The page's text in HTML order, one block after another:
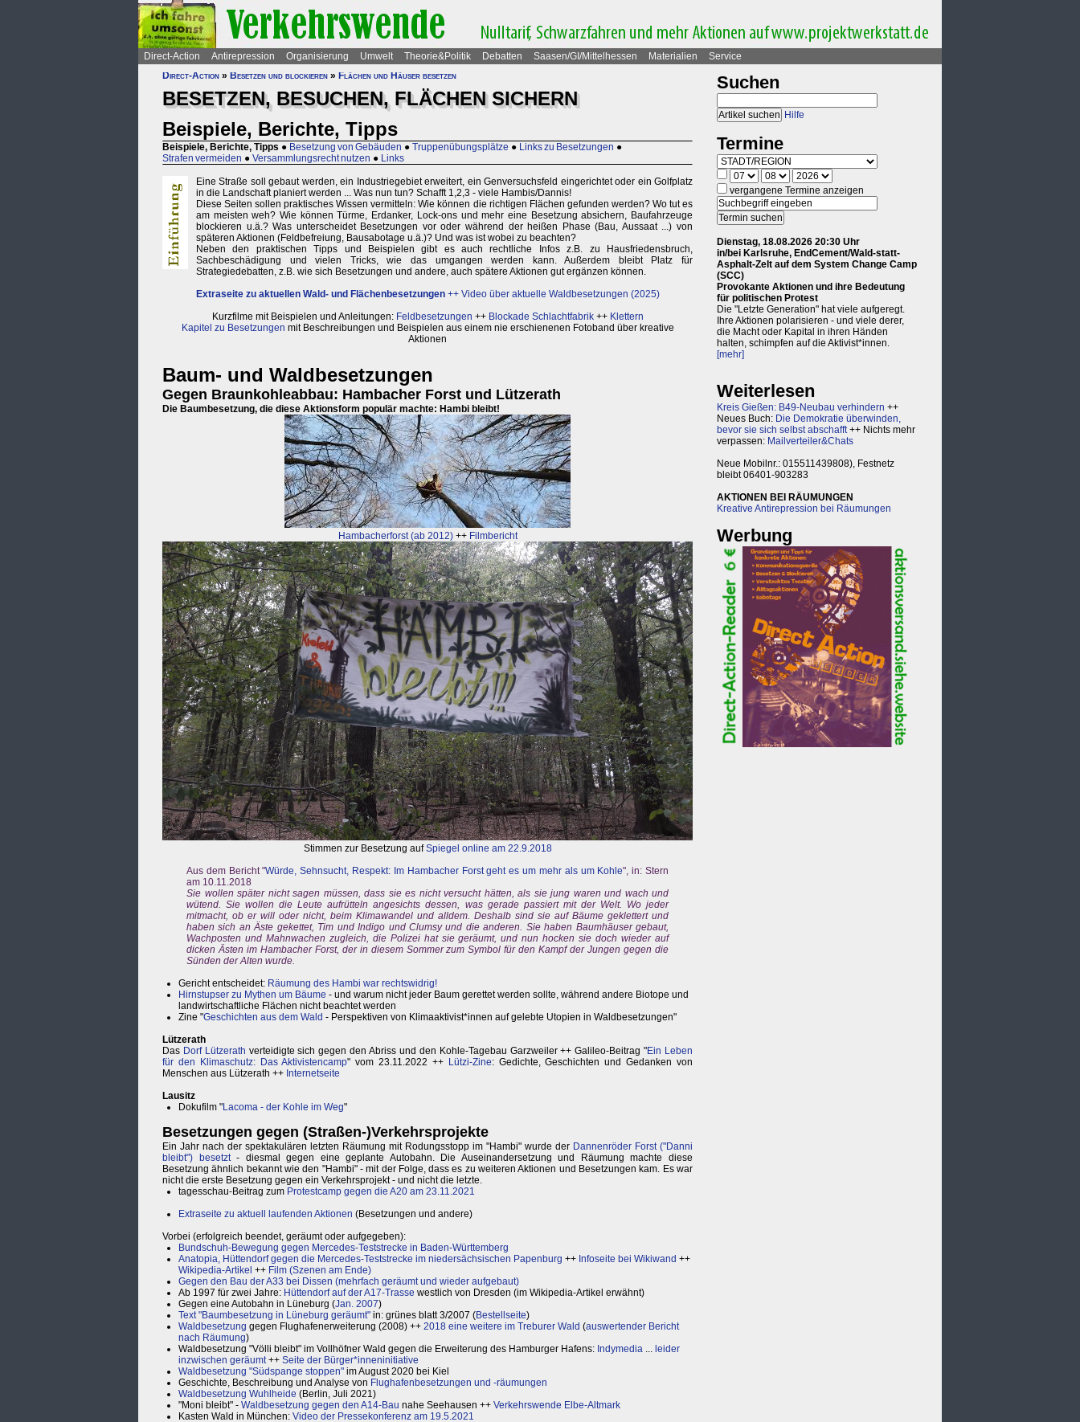
Direct-Action Antirepression Organisierung Umwelt Theorie&Politik Debatten Saasen/GI/Mittelhessen Materialien
Service
Direct-Action » Besetzen und blockieren » Flächen und Häuser besetzen
BESETZEN, BESUCHEN, FLÄCHEN SICHERN
Beispiele, Berichte, Tipps
Beispiele, Berichte, Tipps ● Besetzung von Gebäuden ● Truppenübungsplätze ● Links zu Besetzungen ●
Strafen vermeiden ● Versammlungsrecht nutzen ● Links
Eine Straße soll gebaut werden, ein Industriegebiet erweitert, ein Genversuchsfeld eingerichtet oder ein Golfplatz
in die Landschaft planiert werden ... Was nun tun? Schafft 1,2,3 - viele Hambis/Dannis!
Diese Seiten sollen praktisches Wissen vermitteln: Wie können die richtigen Flächen gefunden werden? Wo tut es
am meisten weh? Wie können Türme, Erdanker, Lock-ons und mehr eine Besetzung absichern, Baufahrzeuge
blockieren u.ä.? Was unterscheidet Besetzungen vor oder während der heißen Phase (Bau, Aussaat ...) von
späteren Aktionen (Feldbefreiung, Bausabotage u.ä.)? Und was ist wobei zu beachten?
Neben den praktischen Tipps und Beispielen gibt es auch rechtliche Infos z.B. zu Hausfriedensbruch,
Sachbeschädigung und vielen Tricks, wie das umgangen werden kann. Außerdem bleibt Platz für
Strategiedebatten, z.B. wie sich Besetzungen und andere, auch spätere Aktionen gut ergänzen können.
Extraseite zu aktuellen Wald- und Flächenbesetzungen++ Video über aktuelle Waldbesetzungen (2025)
Kurzfilme mit Beispielen und Anleitungen: Feldbesetzungen ++ Blockade Schlachtfabrik++ Klettern
Kapitel zu Besetzungen mit Beschreibungen und Beispielen aus einem nie erschienenen Fotoband über kreative
Aktionen
Baum- und Waldbesetzungen
Gegen Braunkohleabbau: Hambacher Forst und Lützerath
Die Baumbesetzung, die diese Aktionsform populär machte: Hambi bleibt!
Hambacherforst (ab 2012)++ Filmbericht
Stimmen zur Besetzung aufSpiegel online am 22.9.2018
Aus dem Bericht "Würde, Sehnsucht, Respekt: Im Hambacher Forst geht es um mehr als um Kohle", in: Stern
am 10.11.2018
Sie wollen später nicht sagen müssen, dass sie es nicht versucht hätten, als sie jung waren und wach und
wütend. Sie wollen die Leute aufrütteln angesichts dessen, was gerade passiert mit der Welt. Wo jeder
mitmacht, ob er will oder nicht, beim Klimawandel und alldem. Deshalb sind sie auf Bäume geklettert und
haben sich an Äste gekettet, Tim und Indigo und Clumsy und die anderen. Sie haben Baumhäuser gebaut,
Wachposten und Mahnwachen zugleich, die Polizei hat sie geräumt, und nun hocken sie doch wieder auf
dicken Ästen im Hambacher Forst, der in diesem Sommer zum Symbol für den Kampf der Jungen gegen die
Sünden der Alten wurde.
Gericht entscheidet: Räumung des Hambi war rechtswidrig!
Hirnstupser zu Mythen um Bäume - und warum nicht jeder Baum gerettet werden sollte, während andere Biotope und
landwirtschaftliche Flächen nicht beachtet werden
Zine "Geschichten aus dem Wald - Perspektiven von Klimaaktivist*innen auf gelebte Utopien in Waldbesetzungen"
Lützerath
Das Dorf Lützerath verteidigte sich gegen den Abriss und den Kohle-Tagebau Garzweiler ++ Galileo-Beitrag "Ein Leben
für den Klimaschutz: Das Aktivistencamp" vom 23.11.2022 ++ Lützi-Zine: Gedichte, Geschichten und Gedanken von
Menschen aus Lützerath ++ Internetseite
Lausitz
Dokufilm "Lacoma - der Kohle im Weg"
Besetzungen gegen (Straßen-)Verkehrsprojekte
Ein Jahr nach der spektakulären letzten Räumung mit Rodungsstopp im "Hambi" wurde der Dannenröder Forst ("Danni
bleibt") besetzt- diesmal gegen eine geplante Autobahn. Die Auseinandersetzung und Räumung machte diese
Besetzung ähnlich bekannt wie den "Hambi" - mit der Folge, dass es zu weiteren Aktionen und Besetzungen kam. Es war
nicht die erste Besetzung gegen ein Verkehrsprojekt - und nicht die letzte.
tagesschau-Beitrag zum Protestcamp gegen die A20 am 23.11.2021
Extraseite zu aktuell laufenden Aktionen (Besetzungen und andere)
Vorbei (erfolgreich beendet, geräumt oder aufgegeben):
Bundschuh-Bewegung gegen Mercedes-Teststrecke in Baden-Württemberg
Anatopia, Hüttendorf gegen die Mercedes-Teststrecke im niedersächsischen Papenburg ++ Infoseite bei Wikiwand ++
Wikipedia-Artikel ++ Film (Szenen am Ende)
Gegen den Bau der A33 bei Dissen (mehrfach geräumt und wieder aufgebaut)
Ab 1997 für zwei Jahre: Hüttendorf auf der A17-Trasse westlich von Dresden (im Wikipedia-Artikel erwähnt)
Gegen eine Autobahn in Lüneburg (Jan. 2007)
Text "Baumbesetzung in Lüneburg geräumt" in: grünes blatt 3/2007 (Bestellseite)
Waldbesetzung gegen Flughafenerweiterung (2008) ++ 2018 eine weitere im Treburer Wald (auswertender Bericht
nach Räumung)
Waldbesetzung "Völli bleibt" im Vollhöfner Wald gegen die Erweiterung des Hamburger Hafens: Indymedia
leider
inzwischen geräumt++ Seite der Bürger*inneninitiative
Waldbesetzung "Südspange stoppen" im August 2020 bei Kiel
Geschichte, Beschreibung und Analyse von Flughafenbesetzungen und -räumungen
Waldbesetzung Wuhlheide (Berlin, Juli 2021)
"Moni bleibt" - Waldbesetzung gegen den A14-Bau nahe Seehausen ++ Verkehrswende Elbe-Altmark
Kasten Wald in München: Video der Pressekonferenz am 19.5.2021
Suchen
Hilfe
Termine
vergangene Termine anzeigen
Dienstag, 18.08.2026 20:30 Uhr
in/bei Karlsruhe, EndCement/Wald-statt-
Asphalt-Zelt auf dem System Change Camp
(SCC)
Provokante Aktionen und ihre Bedeutung
für politischen Protest
Die "Letzte Generation" hat viele aufgeregt.
Ihre Aktionen polarisieren - und viele derer,
die Macht oder Kapital in ihren Händen
halten, schimpfen auf die Aktivist*innen.
[mehr]
Weiterlesen
Kreis Gießen: B49-Neubau verhindern ++
Neues Buch: Die Demokratie überwinden,
bevor sie sich selbst abschafft++ Nichts mehr
verpassen: Mailverteiler&Chats
Neue Mobilnr.: 015511439808), Festnetz
bleibt 06401-903283
AKTIONEN BEI RÄUMUNGEN
Kreative Antirepression bei Räumungen
Werbung